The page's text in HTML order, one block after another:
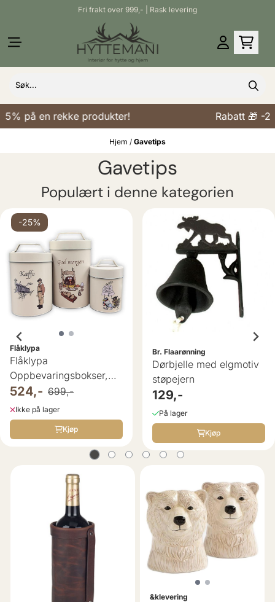
Fri frakt over 999,- | Rask levering
på en rekke produkter! Rabatt 🎁 -
Hjem / Gavetips
Gavetips
Populært i denne kategorien
-25%
Flåklypa
Flåklypa
Oppbevaringsbokser,
Sett à 3 stk
524,- 699,-
Ikke på lager
Kjøp
Br. Flaarønning
Dørbjelle med elgmotiv
støpejern
129,-
På lager
Kjøp
&klevering